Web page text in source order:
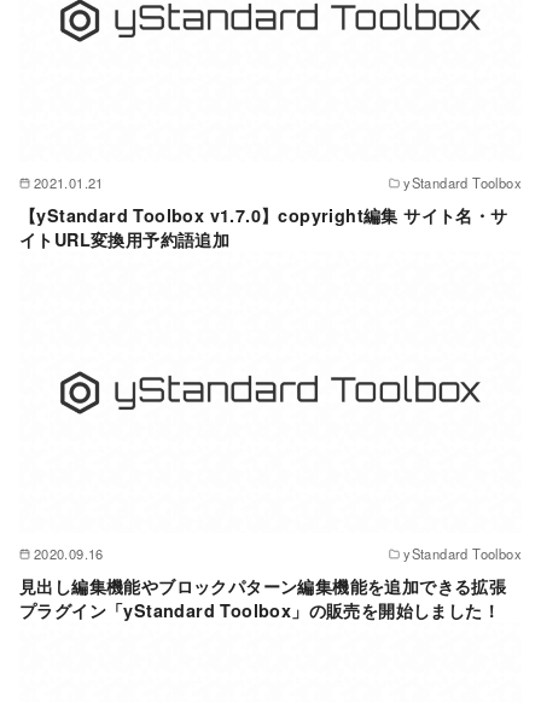
2021.01.21 yStandard Toolbox
【yStandard Toolbox v1.7.0】copyright編集 サイト名・サ
イトURL変換用予約語追加
2020.09.16 yStandard Toolbox
見出し編集機能やブロックパターン編集機能を追加できる拡張
プラグイン「yStandard Toolbox」の販売を開始しました！